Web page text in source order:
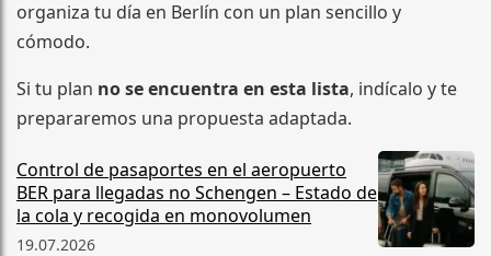
organiza tu día en Berlín con un plan sencillo y
cómodo.
Si tu plan no se encuentra en esta lista, indícalo y te
prepararemos una propuesta adaptada.
Control de pasaportes en el aeropuerto
BER para llegadas no Schengen – Estado de
la cola y recogida en monovolumen
19.07.2026